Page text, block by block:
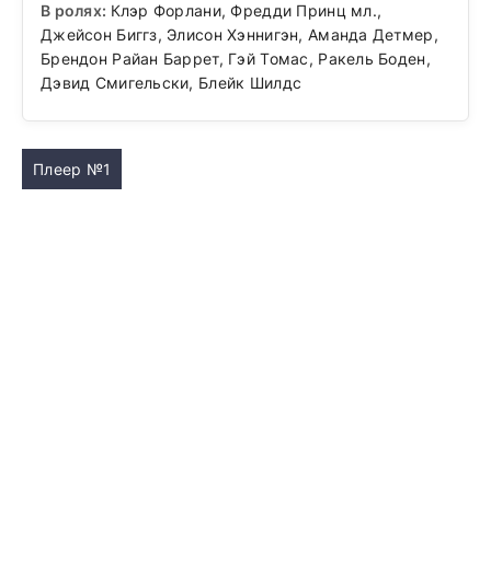
В ролях: Клэр Форлани, Фредди Принц мл.,
Джейсон Биггз, Элисон Хэннигэн, Аманда Детмер,
Брендон Райан Баррет, Гэй Томас, Ракель Боден,
Дэвид Смигельски, Блейк Шилдс
Плеер №1